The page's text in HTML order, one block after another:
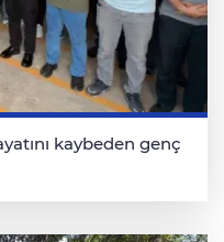
kaybeden genç